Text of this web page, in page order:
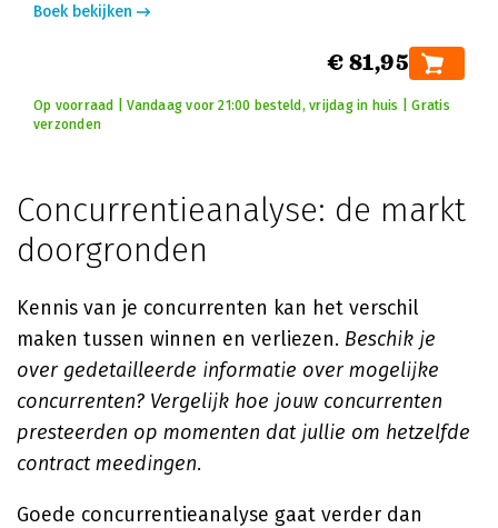
Boek bekijken
€ 81,95
Op voorraad | Vandaag voor 21:00 besteld, vrijdag in huis | Gratis
verzonden
Concurrentieanalyse: de markt
doorgronden
Kennis van je concurrenten kan het verschil
maken tussen winnen en verliezen. Beschik je
over gedetailleerde informatie over mogelijke
concurrenten? Vergelijk hoe jouw concurrenten
presteerden op momenten dat jullie om hetzelfde
contract meedingen.
Goede concurrentieanalyse gaat verder dan